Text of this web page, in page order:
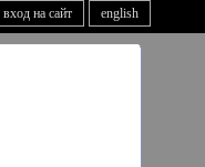
english
вход на сайт